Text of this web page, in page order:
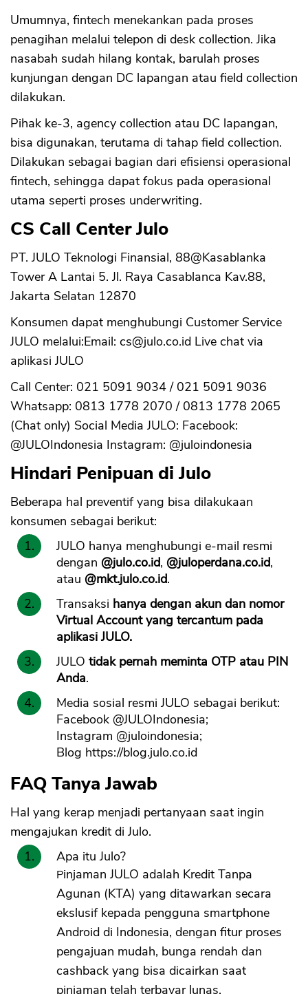
Umumnya, fintech menekankan pada proses
penagihan melalui telepon di desk collection. Jika
nasabah sudah hilang kontak, barulah proses
kunjungan dengan DC lapangan atau field collection
dilakukan.
Pihak ke-3, agency collection atau DC lapangan,
bisa digunakan, terutama di tahap field collection.
Dilakukan sebagai bagian dari efisiensi operasional
fintech, sehingga dapat fokus pada operasional
utama seperti proses underwriting.
CS Call Center Julo
PT. JULO Teknologi Finansial, 88@Kasablanka
Tower A Lantai 5. Jl. Raya Casablanca Kav.88,
Jakarta Selatan 12870
Konsumen dapat menghubungi Customer Service
JULO melalui:Email: cs@julo.co.id Live chat via
aplikasi JULO
Call Center: 021 5091 9034 / 021 5091 9036
Whatsapp: 0813 1778 2070 / 0813 1778 2065
(Chat only) Social Media JULO: Facebook:
@JULOIndonesia Instagram: @juloindonesia
Hindari Penipuan di Julo
Beberapa hal preventif yang bisa dilakukaan
konsumen sebagai berikut:
JULO hanya menghubungi e-mail resmi
dengan @julo.co.id, @juloperdana.co.id,
atau @mkt.julo.co.id.
Transaksi hanya dengan akun dan nomor
Virtual Account yang tercantum pada
aplikasi JULO.
JULO tidak pernah meminta OTP atau PIN
Anda.
Media sosial resmi JULO sebagai berikut:
Facebook @JULOIndonesia;
Instagram @juloindonesia;
Blog https://blog.julo.co.id
FAQ Tanya Jawab
Hal yang kerap menjadi pertanyaan saat ingin
mengajukan kredit di Julo.
Apa itu Julo?
Pinjaman JULO adalah Kredit Tanpa
Agunan (KTA) yang ditawarkan secara
ekslusif kepada pengguna smartphone
Android di Indonesia, dengan fitur proses
pengajuan mudah, bunga rendah dan
cashback yang bisa dicairkan saat
pinjaman telah terbayar lunas.